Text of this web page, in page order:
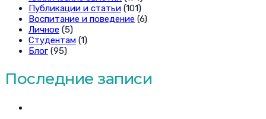
Публикации и статьи (101)
Воспитание и поведение (6)
Личное (5)
Студентам (1)
Блог (95)
Последние записи